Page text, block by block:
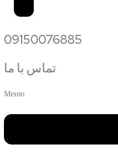
09150076885
تماس با ما
Меню